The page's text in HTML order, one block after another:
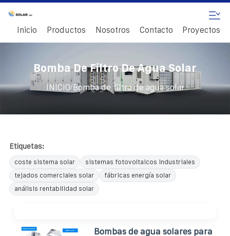
Inicio Productos Nosotros Contacto Proyectos
Bomba De Filtro De Agua Solar
INICIO/ Bomba de filtro de agua solar
Etiquetas:
coste sistema solar
sistemas fotovoltaicos industriales
tejados comerciales solar
fábricas energía solar
análisis rentabilidad solar
Bombas de agua solares para